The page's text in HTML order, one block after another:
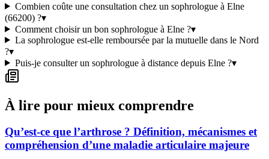
Combien coûte une consultation chez un sophrologue à Elne
(66200) ?▾
Comment choisir un bon sophrologue à Elne ?▾
La sophrologue est-elle remboursée par la mutuelle dans le Nord
?▾
Puis-je consulter un sophrologue à distance depuis Elne ?▾
À lire pour mieux comprendre
Qu’est-ce que l’arthrose ? Définition, mécanismes et
compréhension d’une maladie articulaire majeure